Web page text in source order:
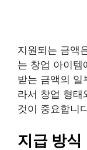
지원되는 금액
는 창업 아이템
받는 금액의 일
라서 창업 형태
것이 중요합니
지급 방식